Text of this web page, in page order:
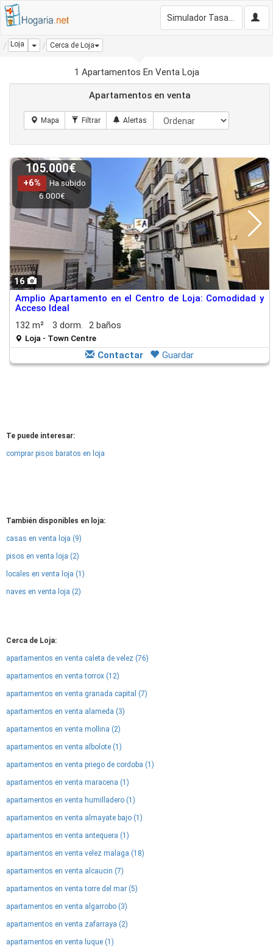
Loja Dropdown
Cerca de Loja
1 Apartamentos En Venta Loja
Apartamentos en venta
16
105.000€
+6%
Ha subido
6.000€
Amplio Apartamento en el Centro de Loja: Comodidad y
Acceso Ideal
132 m²
3 dorm. 2 baños
Loja - Town Centre
Contactar Guardar
Te puede interesar:
comprar pisos baratos en loja
También disponibles en loja:
casas en venta loja (9)
pisos en venta loja (2)
locales en venta loja (1)
naves en venta loja (2)
Cerca de Loja:
apartamentos en venta caleta de velez (76)
apartamentos en venta torrox (12)
apartamentos en venta granada capital (7)
apartamentos en venta alameda (3)
apartamentos en venta mollina (2)
apartamentos en venta albolote (1)
apartamentos en venta priego de cordoba (1)
apartamentos en venta maracena (1)
apartamentos en venta humilladero (1)
apartamentos en venta almayate bajo (1)
apartamentos en venta antequera (1)
apartamentos en venta velez malaga (18)
apartamentos en venta alcaucin (7)
apartamentos en venta torre del mar (5)
apartamentos en venta algarrobo (3)
apartamentos en venta zafarraya (2)
apartamentos en venta luque (1)